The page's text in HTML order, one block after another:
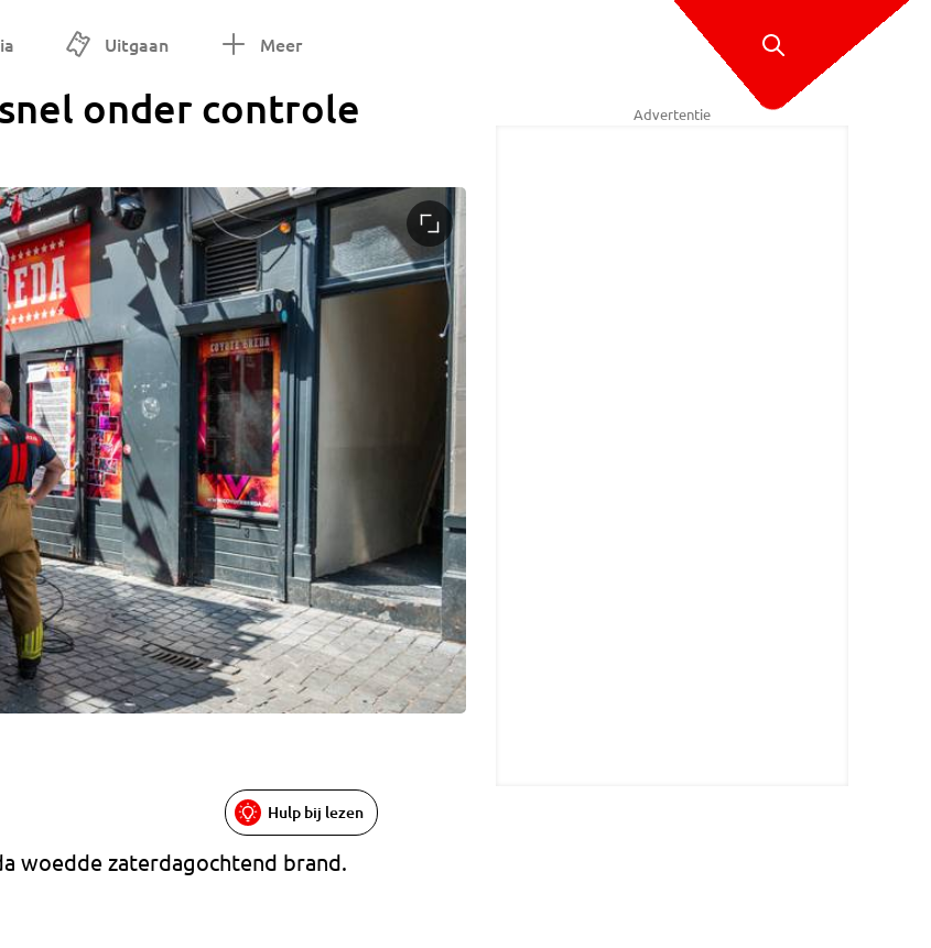
Uitgaan Meer
onder controle
Hulp bij lezen
woedde zaterdagochtend brand.
Advertentie